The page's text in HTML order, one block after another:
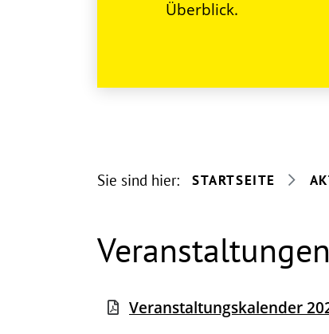
Überblick.
Sie sind hier: STARTSEITE
Veranstaltungen
Veranstaltungskalender